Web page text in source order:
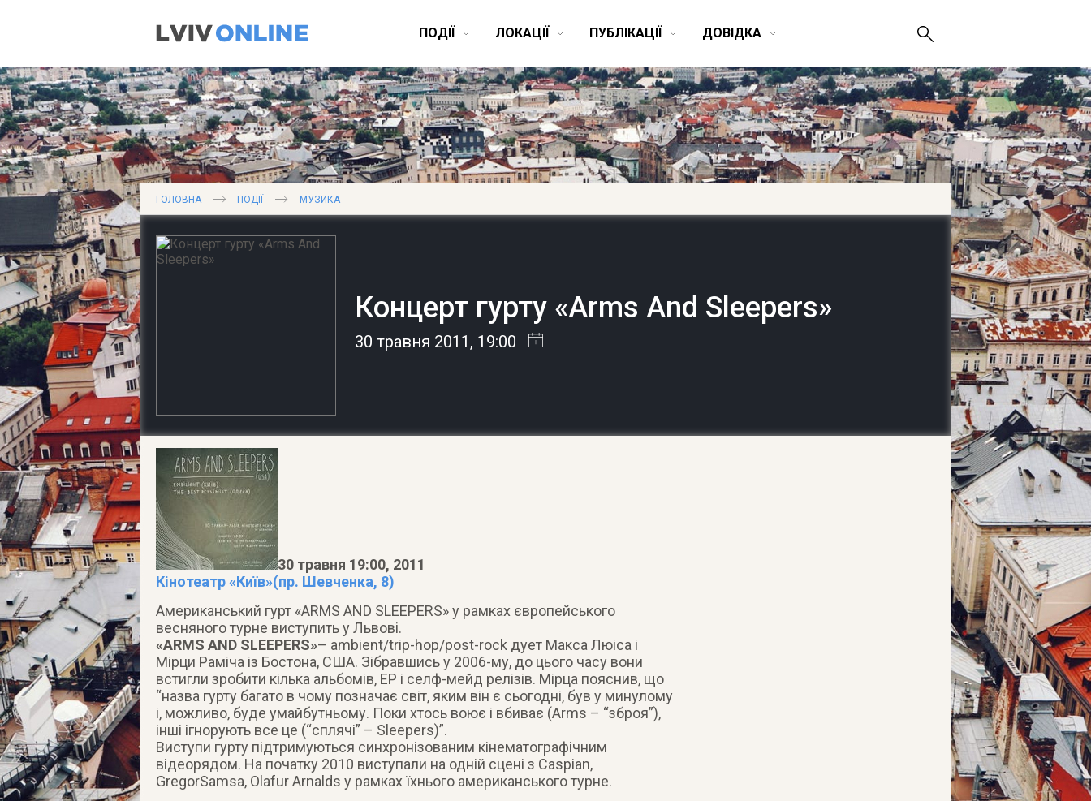
ПОДІЇ ЛОКАЦІЇ ПУБЛІКАЦІЇ ДОВІДКА
ГОЛОВНА ПОДІЇ МУЗИКА
Концерт гурту «Arms And Sleepers»
30 травня 2011 , 19:00
30 травня 19:00, 2011
Кінотеатр «Київ»(пр. Шевченка, 8)
Американський гурт «ARMS AND SLEEPERS» у рамках європейського
весняного турне виступить у Львові.
«ARMS AND SLEEPERS»– ambient/trip-hop/post-rock дует Макса Люіса і
Мірци Раміча із Бостона, США. Зібравшись у 2006-му, до цього часу вони
встигли зробити кілька альбомів, ЕР і селф-мейд релізів. Мірца пояснив, що
“назва гурту багато в чому позначає світ, яким він є сьогодні, був у минулому
і, можливо, буде умайбутньому. Поки хтось воює і вбиває (Arms – “зброя”),
інші ігнорують все це (“сплячі” – Sleepers)”.
Виступи гурту підтримуються синхронізованим кінематографічним
відеорядом. На початку 2010 виступали на одній сцені з Caspian,
GregorSamsa, Olafur Arnalds у рамках їхнього американського турне.